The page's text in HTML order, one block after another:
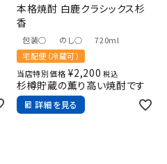
本格焼酎 白鹿クラシックス杉
香
包装○ のし○
720ml
宅配便（冷蔵可）
当店特別価格 ¥2,200 税込
杉樽貯蔵の薫り高い焼酎です
詳細を見る